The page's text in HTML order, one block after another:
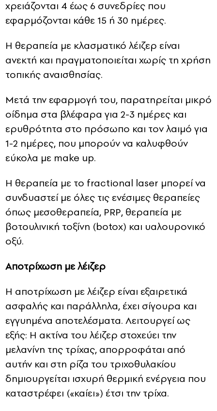
χρειάζονται 4 έως 6 συνεδρίες που
εφαρμόζονται κάθε 15 ή 30 ημέρες.
Η θεραπεία με κλασματικό λέιζερ είναι
ανεκτή και πραγματοποιείται χωρίς τη χρήση
τοπικής αναισθησίας.
Μετά την εφαρμογή του, παρατηρείται μικρό
οίδημα στα βλέφαρα για 2-3 ημέρες και
ερυθρότητα στο πρόσωπο και τον λαιμό για
1-2 ημέρες, που μπορούν να καλυφθούν
εύκολα με make up.
Η θεραπεία με το fractional laser μπορεί να
συνδυαστεί με όλες τις ενέσιμες θεραπείες
όπως μεσοθεραπεία, PRP, θεραπεία με
βοτουλινική τοξίνη (botox) και υαλουρονικό
οξύ.
Αποτρίχωση με λέιζερ
Η αποτρίχωση με λέιζερ είναι εξαιρετικά
ασφαλής και παράλληλα, έχει σίγουρα και
εγγυημένα αποτελέσματα. Λειτουργεί ως
εξής: Η ακτίνα του λέιζερ στοχεύει την
μελανίνη της τρίχας, απορροφάται από
αυτήν και στη ρίζα του τριχοθυλακίου
δημιουργείται ισχυρή θερμική ενέργεια που
καταστρέφει («καίει») έτσι την τρίχα.